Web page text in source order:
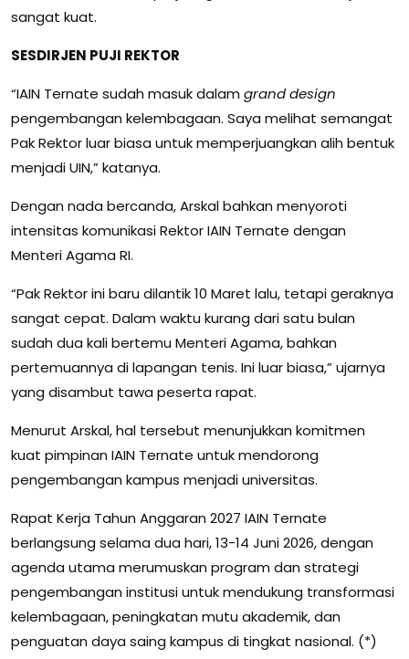
sangat kuat.
SESDIRJEN PUJI REKTOR
“IAIN Ternate sudah masuk dalam grand design
pengembangan kelembagaan. Saya melihat semangat
Pak Rektor luar biasa untuk memperjuangkan alih bentuk
menjadi UIN,” katanya.
Dengan nada bercanda, Arskal bahkan menyoroti
intensitas komunikasi Rektor IAIN Ternate dengan
Menteri Agama RI.
“Pak Rektor ini baru dilantik 10 Maret lalu, tetapi geraknya
sangat cepat. Dalam waktu kurang dari satu bulan
sudah dua kali bertemu Menteri Agama, bahkan
pertemuannya di lapangan tenis. Ini luar biasa,” ujarnya
yang disambut tawa peserta rapat.
Menurut Arskal, hal tersebut menunjukkan komitmen
kuat pimpinan IAIN Ternate untuk mendorong
pengembangan kampus menjadi universitas.
Rapat Kerja Tahun Anggaran 2027 IAIN Ternate
berlangsung selama dua hari, 13-14 Juni 2026, dengan
agenda utama merumuskan program dan strategi
pengembangan institusi untuk mendukung transformasi
kelembagaan, peningkatan mutu akademik, dan
penguatan daya saing kampus di tingkat nasional. (*)